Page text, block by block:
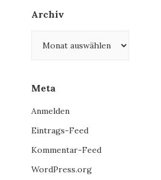
Archiv
Meta
Anmelden
Eintrags-Feed
Kommentar-Feed
WordPress.org